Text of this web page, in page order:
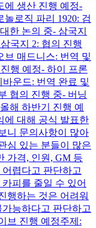
에 생산 진행 예정-
로직 파리 1920: 검
한 논의 중- 삼국지
국지 2: 협의 진행
브 매드니스: 번역 및
행 예정- 하이 프론
운드: 번역 완료 및
협의 진행 중- 버닝
해 하반기 진행 예
에 대해 공식 발표한
니 문의사항이 많아
심 있는 분들이 많은
가격, 인원, GM 등
렵다고 판단하고
피를 줄일 수 있어
행하는 것은 어려워
능하다고 판단하고
브 진행 예정주제: